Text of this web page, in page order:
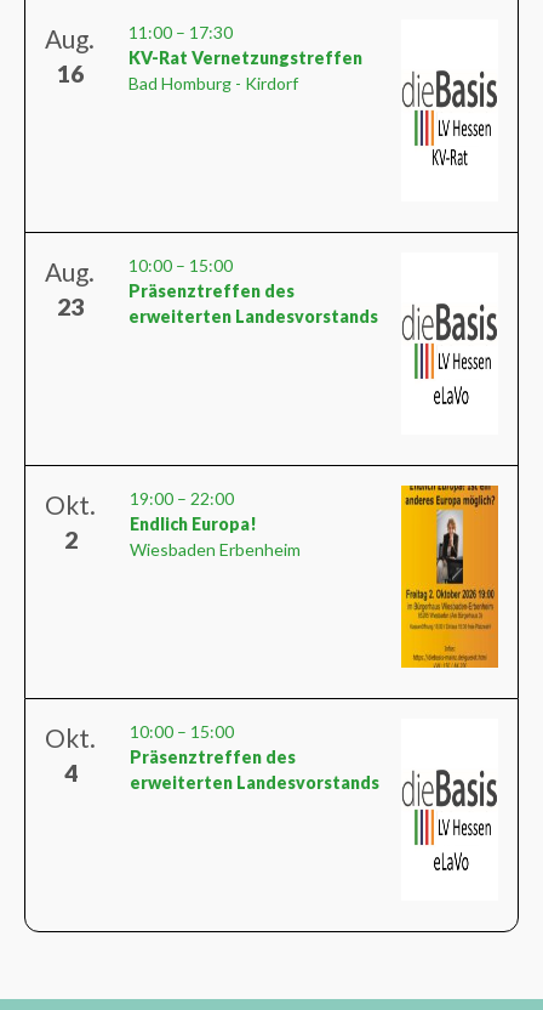
Aug.
16
11:00 – 17:30
KV-Rat Vernetzungstreffen
Bad Homburg - Kirdorf
Aug.
23
10:00 – 15:00
Präsenztreffen des
erweiterten Landesvorstands
Okt.
2
19:00 – 22:00
Endlich Europa!
Wiesbaden Erbenheim
Okt.
4
10:00 – 15:00
Präsenztreffen des
erweiterten Landesvorstands